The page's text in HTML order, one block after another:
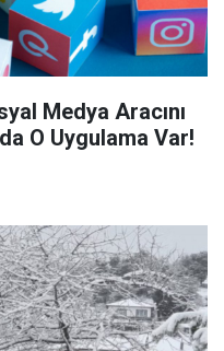
Medya Aracını
O Uygulama Var!